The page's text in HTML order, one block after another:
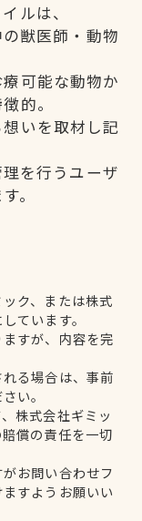
ルは、
獣医師・動物
可能な動物か
的。
いを取材し記
を行うユーザ
。
ク、または株式
ています。
すが、内容を完
る場合は、事前
い。
株式会社ギミッ
償の責任を一切
お問い合わせフ
すようお願いい